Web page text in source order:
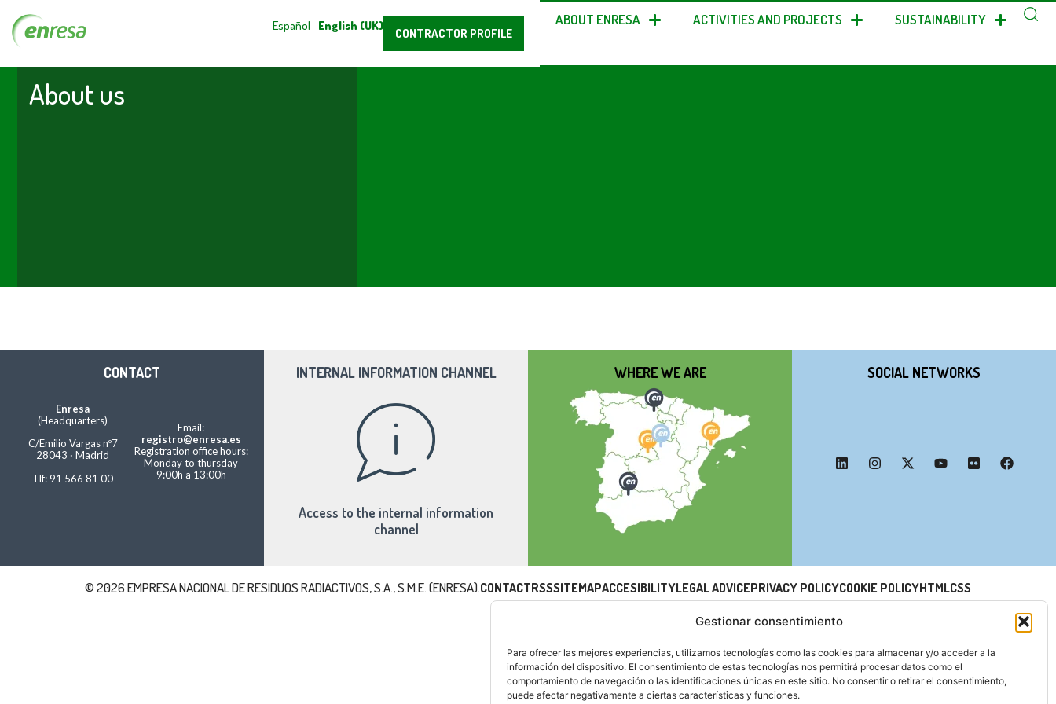
Gestionar consentimiento
Para ofrecer las mejores experiencias, utilizamos tecnologías como las cookies para almacenar y/o acceder a la
información del dispositivo. El consentimiento de estas tecnologías nos permitirá procesar datos como el
comportamiento de navegación o las identificaciones únicas en este sitio. No consentir o retirar el consentimiento,
puede afectar negativamente a ciertas características y funciones.
CONTRACTOR PROFILE
Español English (UK) ABOUT ENRESA ACTIVITIES AND PROJECTS SUSTAINABILITY
About us
CONTACT
Enresa
(Headquarters)
C/Emilio Vargas nº7
28043 · Madrid
Tlf: 91 566 81 00
Email:
registro@enresa.es
Registration office hours:
Monday to thursday
9:00h a 13:00h
INTERNAL INFORMATION CHANNEL
Access to the internal information
channel
WHERE WE ARE SOCIAL NETWORKS
© 2026 EMPRESA NACIONAL DE RESIDUOS RADIACTIVOS, S.A., S.M.E. (ENRESA).CONTACTRSSSITEMAPACCESIBILITYLEGAL ADVICEPRIVACY POLICYCOOKIE POLICYHTMLCSS